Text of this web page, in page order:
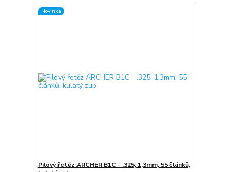
Novinka
Pilový řetěz ARCHER B1C - .325, 1,3mm, 55 článků,